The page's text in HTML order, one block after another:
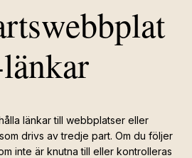
länkar till webbplatser eller
drivs av tredje part. Om du följer
inte är knutna till eller kontrolleras